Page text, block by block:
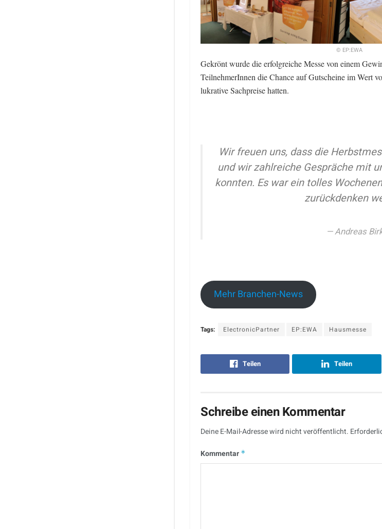
© EP:EWA
Gekrönt wurde die erfolgreiche Messe von einem
TeilnehmerInnen die Chance auf Gutscheine im Wert
lukrative Sachpreise hatten.
Wir freuen uns, dass die
und wir zahlreiche Gespräche mit
konnten. Es war ein tolles
zurückdenken
Andreas
Mehr Branchen-News
Tags: ElectronicPartner EP:EWA Hausmesse
Teilen Teilen
Schreibe einen Kommentar
Deine E-Mail-Adresse wird nicht veröffentlicht.
Kommentar *